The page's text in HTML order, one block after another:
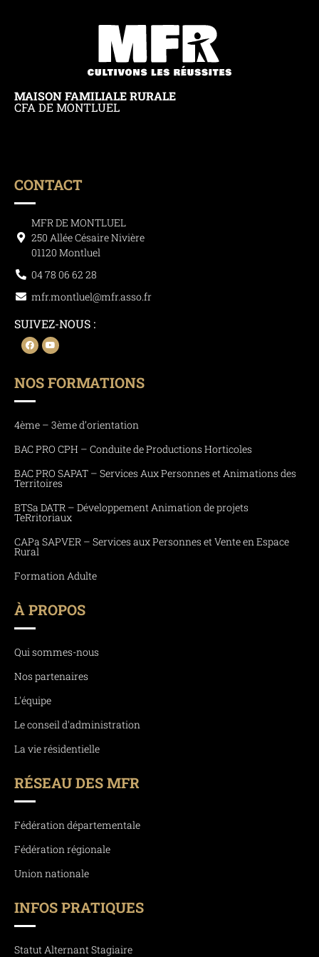
MAISON FAMILIALE RURALE
CFA DE MONTLUEL
CONTACT
MFR DE MONTLUEL
250 Allée Césaire Nivière
01120 Montluel
04 78 06 62 28
mfr.montluel@mfr.asso.fr
SUIVEZ-NOUS :
NOS FORMATIONS
4ème – 3ème d’orientation
BAC PRO CPH – Conduite de Productions Horticoles
BAC PRO SAPAT – Services Aux Personnes et Animations des
Territoires
BTSa DATR – Développement Animation de projets
TeRritoriaux
CAPa SAPVER – Services aux Personnes et Vente en Espace
Rural
Formation Adulte
À PROPOS
Qui sommes-nous
Nos partenaires
L'équipe
Le conseil d'administration
La vie résidentielle
RÉSEAU DES MFR
Fédération départementale
Fédération régionale
Union nationale
INFOS PRATIQUES
Statut Alternant Stagiaire